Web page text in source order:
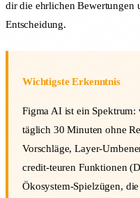
dir die ehrlichen Bewertungen
Entscheidung.
Wichtigste Erkenntnis
Figma AI ist ein Spektrum:
täglich 30 Minuten ohne
Vorschläge, Layer-
credit-teuren Funktionen
Ökosystem-Spielzügen,